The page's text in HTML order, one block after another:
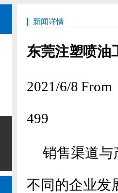
新闻详情
东莞注塑喷油
2021/6/8
499
销售渠道与
不同的企业发